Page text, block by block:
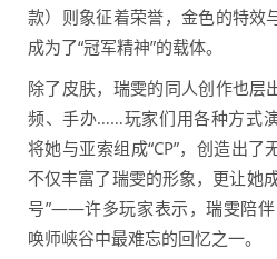
款）则象征着荣誉，金色的特效
成为了“冠军精神”的载体。
除了皮肤，瑞雯的同人创作也层
频、手办……玩家们用各种方式
将她与亚索组成“CP”，创造出
不仅丰富了瑞雯的形象，更让她
号”——许多玩家表示，瑞雯陪
唤师峡谷中最难忘的回忆之一。